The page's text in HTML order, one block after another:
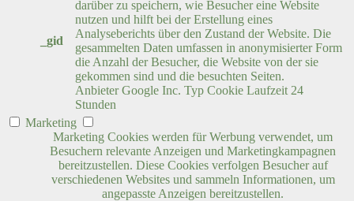
_gid
darüber zu speichern, wie Besucher eine Website
nutzen und hilft bei der Erstellung eines
Analyseberichts über den Zustand der Website. Die
gesammelten Daten umfassen in anonymisierter Form
die Anzahl der Besucher, die Website von der sie
gekommen sind und die besuchten Seiten.
Anbieter Google Inc. Typ Cookie Laufzeit 24
Stunden
Marketing
Marketing Cookies werden für Werbung verwendet, um
Besuchern relevante Anzeigen und Marketingkampagnen
bereitzustellen. Diese Cookies verfolgen Besucher auf
verschiedenen Websites und sammeln Informationen, um
angepasste Anzeigen bereitzustellen.